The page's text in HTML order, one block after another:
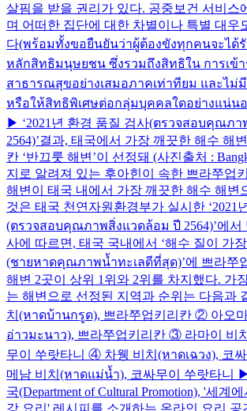
살핌을 받을 권리가 있다. 공중보건 서비스
며 어떠한 집단에 대한 차별이나 특별 대우
다(พร้อมทั้งขอยืนยันว่าผู้ต้องขังทุกคนจะได้
หลักสิทธิมนุษยชน ซึ่งรวมถึงสิทธิใน การเข้
สาธารณสุขอย่างเสมอภาคเท่าทียม และไม่
หรือให้สิทธิพิเศษต่อกลุ่มบุคคลใดอย่างแน่นอ
▶ ‘2021년 환경 품질 검사(ตรวจสอบคุณภ
2564)’결과, 태국에서 가장 깨끗한 해수 해
칸 ‘반끄룻 해변’이 선정돼 (사진출처 :
지로 알려져 있는 후아힌이 속한 쁘라쭈업
해변이 태국 내에서 가장 깨끗한 해수 해변
것은 태국 천연자원환경부가 실시한 ‘2021
(ตรวจสอบคุณภาพสิ่งแวดล้อม ปี 2564)’에서
사에 따르면, 태국 국내에서 ‘해수 질이 가
(ชายหาดคุณภาพน้ำทะเลดีที่สุด)’에 쁘라쭈
해변 2곳이 상위 1위와 2위를 차지했다. 가
는 해변으로 선정된 지역과 순위는 다음과
치(หาดบ้านกรูด), 쁘라쭈업키리칸 ② 아오
อ่าวมะนาว), 쁘라쭈업키리칸 ③ 라마이 비
무이 쑤랏타니 ④ 차웽 비치(หาดเฉวง), 코
메남 비치(หาดแม่น้ำ), 코싸무이 쑤랏타니
국(Department of Cultural Promotion), '세계